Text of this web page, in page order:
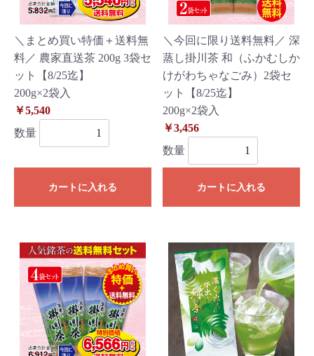
＼まとめ買い特価＋送料無
料／ 農家直送茶 200g 3袋セ
ット【8/25迄】
200g×2袋入
￥5,540
数量
カートに入れる
＼今回に限り送料無料／ 深
蒸し掛川茶 和（ふかむしか
けがわちゃなごみ）2袋セ
ット【8/25迄】
200g×2袋入
￥3,456
数量
カートに入れる